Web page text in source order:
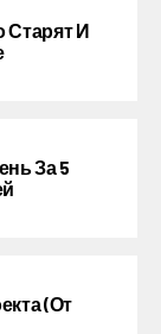
И
За 5
(от